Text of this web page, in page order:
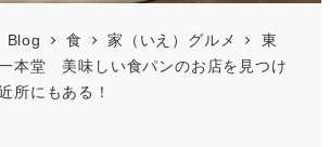
Blog 食 家（いえ）グルメ
東
堂 美味しい食パンのお店を見つけ
所にもある！